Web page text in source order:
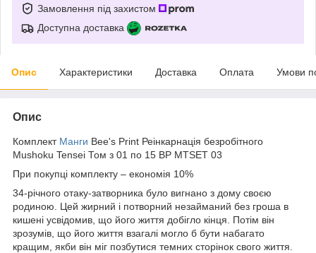
Замовлення під захистом
Доступна доставка
Опис Характеристики Доставка Оплата Умови
Опис
Комплект Манги Bee's Print Реінкарнація безробітного
Mushoku Tensei Том з 01 по 15 BP MTSET 03
При покупці комплекту – економія 10%
34-річного отаку-затворника було вигнано з дому своєю
родиною. Цей жирний і потворний незайманий без гроша в
кишені усвідомив, що його життя добігло кінця. Потім він
зрозумів, що його життя взагалі могло б бути набагато
кращим, якби він міг позбутися темних сторінок свого життя.